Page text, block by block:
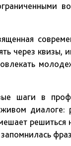
через квизы,
шаги в
диалоге: